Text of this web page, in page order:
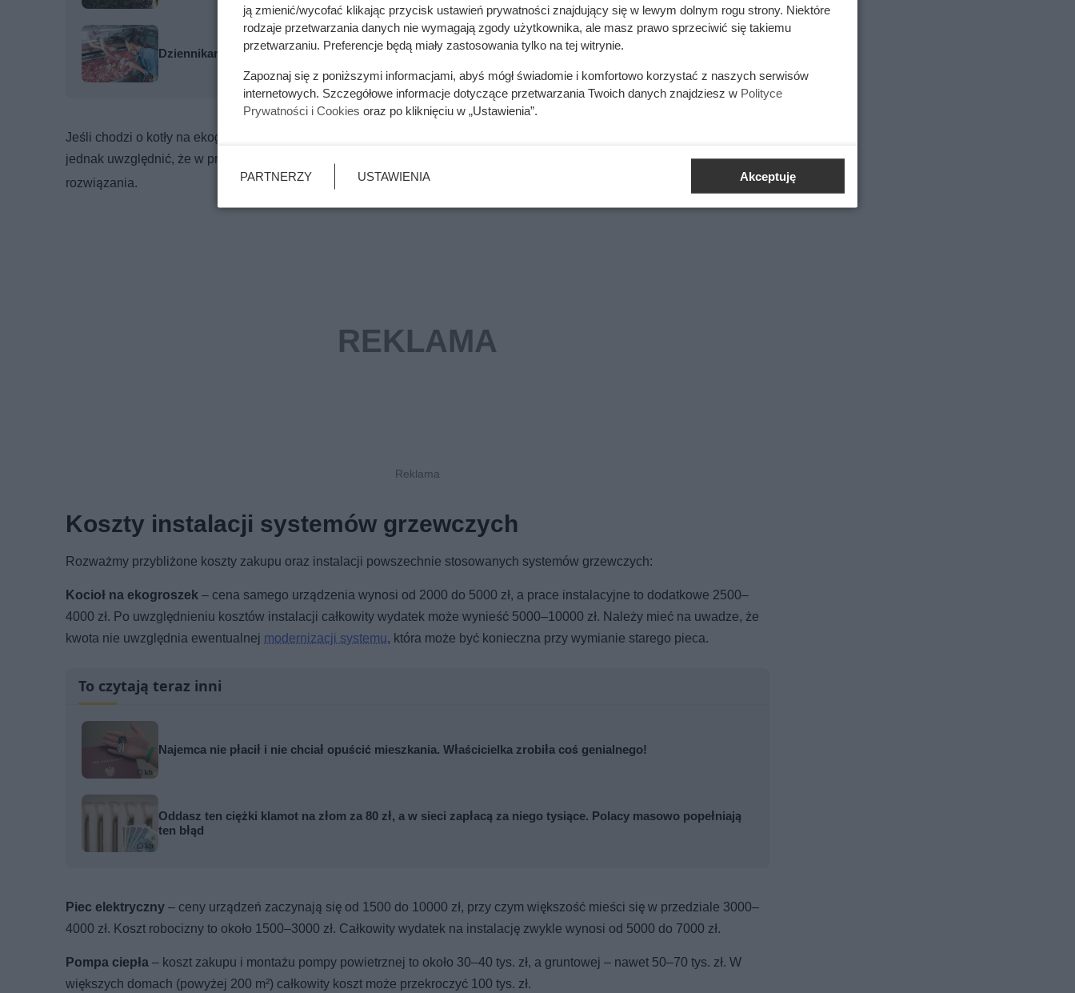
Dziennikarze ujawnili pochodzenie mięsa z Dino. Klienci zaskoczeni
Jeśli chodzi o kotły na ekogroszek, obecnie oferują one korzystną relację kosztów eksploatacyjnych do ceny zakupu. Należy
jednak uwzględnić, że w przyszłych latach mogą wzrosnąć opłaty związane z emisją CO
, co wpłynie na opłacalność tego
rozwiązania.
Koszty instalacji systemów grzewczych
Rozważmy przybliżone koszty zakupu oraz instalacji powszechnie stosowanych systemów grzewczych:
Kocioł na ekogroszek – cena samego urządzenia wynosi od 2000 do 5000 zł, a prace instalacyjne to dodatkowe 2500–
4000 zł. Po uwzględnieniu kosztów instalacji całkowity wydatek może wynieść 5000–10000 zł. Należy mieć na uwadze, że
kwota nie uwzględnia ewentualnej modernizacji systemu, która może być konieczna przy wymianie starego pieca.
To czytają teraz inni
Najemca nie płacił i nie chciał opuścić mieszkania. Właścicielka zrobiła coś genialnego!
Oddasz ten ciężki klamot na złom za 80 zł, a w sieci zapłacą za niego tysiące. Polacy masowo popełniają
ten błąd
Piec elektryczny – ceny urządzeń zaczynają się od 1500 do 10000 zł, przy czym większość mieści się w przedziale 3000–
4000 zł. Koszt robocizny to około 1500–3000 zł. Całkowity wydatek na instalację zwykle wynosi od 5000 do 7000 zł.
Pompa ciepła – koszt zakupu i montażu pompy powietrznej to około 30–40 tys. zł, a gruntowej – nawet 50–70 tys. zł. W
większych domach (powyżej 200 m²) całkowity koszt może przekroczyć 100 tys. zł.
ją zmienić/wycofać klikając przycisk ustawień prywatności znajdujący się w lewym dolnym rogu strony. Niektóre
rodzaje przetwarzania danych nie wymagają zgody użytkownika, ale masz prawo sprzeciwić się takiemu
przetwarzaniu. Preferencje będą miały zastosowania tylko na tej witrynie.
Zapoznaj się z poniższymi informacjami, abyś mógł świadomie i komfortowo korzystać z naszych serwisów
internetowych. Szczegółowe informacje dotyczące przetwarzania Twoich danych znajdziesz w Polityce
Prywatności i Cookies oraz po kliknięciu w „Ustawienia”.
PARTNERZY USTAWIENIA Akceptuję